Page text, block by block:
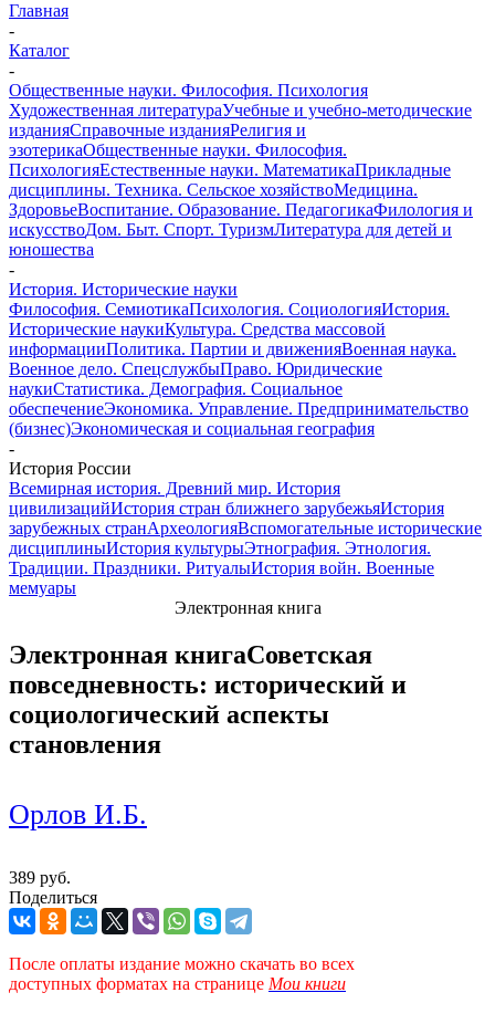
Главная
-
Каталог
-
Общественные науки. Философия. Психология
Художественная литератураУчебные и учебно-методические
изданияСправочные изданияРелигия и
эзотерикаОбщественные науки. Философия.
ПсихологияЕстественные науки. МатематикаПрикладные
дисциплины. Техника. Сельское хозяйствоМедицина.
ЗдоровьеВоспитание. Образование. ПедагогикаФилология и
искусствоДом. Быт. Спорт. ТуризмЛитература для детей и
юношества
-
История. Исторические науки
Философия. СемиотикаПсихология. СоциологияИстория.
Исторические наукиКультура. Средства массовой
информацииПолитика. Партии и движенияВоенная наука.
Военное дело. СпецслужбыПраво. Юридические
наукиСтатистика. Демография. Социальное
обеспечениеЭкономика. Управление. Предпринимательство
(бизнес)Экономическая и социальная география
-
История России
Всемирная история. Древний мир. История
цивилизацийИстория стран ближнего зарубежьяИстория
зарубежных странАрхеологияВспомогательные исторические
дисциплиныИстория культурыЭтнография. Этнология.
Традиции. Праздники. РитуалыИстория войн. Военные
мемуары
Электронная книга
Электронная книгаСоветская
повседневность: исторический и
социологический аспекты
становления
Орлов И.Б.
389 руб.
Поделиться
После оплаты издание можно скачать во всех
доступных форматах на странице Мои книги